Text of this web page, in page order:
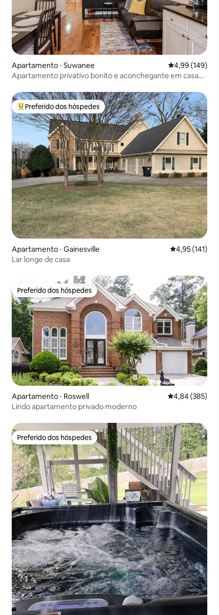
Apartamento ⋅ Suwanee 4,99 de uma
4,99 (149)
Apartamento privativo bonito e aconchegante em casa
Entre os melhores preferidos dos hóspedes
Preferido dos hóspedes
Apartamento ⋅ Gainesville 4,95 de uma
4,95 (141)
Lar longe de casa
Preferido dos hóspedes
Preferido dos hóspedes
Apartamento ⋅ Roswell 4,84 de uma
4,84 (385)
Lindo apartamento privado moderno
Preferido dos hóspedes
Preferido dos hóspedes